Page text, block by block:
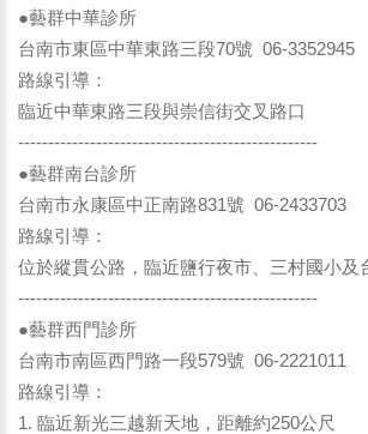
●藝群中華診所
台南市東區中華東路三段70號 06-3352945
路線引導：
臨近中華東路三段與崇信街交叉路口
--------------------------------------------------
●藝群南台診所
台南市永康區中正南路831號 06-2433703
路線引導：
位於縱貫公路，臨近鹽行夜市、三村國小及
--------------------------------------------------
●藝群西門診所
台南市南區西門路一段579號 06-2221011
路線引導：
1. 臨近新光三越新天地，距離約250公尺